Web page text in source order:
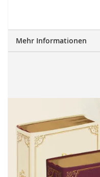
Mehr Informationen